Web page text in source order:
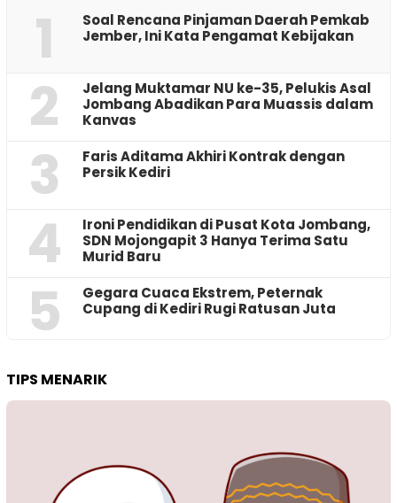
1
‎Soal Rencana Pinjaman Daerah Pemkab
Jember, Ini Kata Pengamat Kebijakan ‎
2
Jelang Muktamar NU ke-35, Pelukis Asal
Jombang Abadikan Para Muassis dalam
Kanvas
3
Faris Aditama Akhiri Kontrak dengan
Persik Kediri
4
Ironi Pendidikan di Pusat Kota Jombang,
SDN Mojongapit 3 Hanya Terima Satu
Murid Baru
5
‎Gegara Cuaca Ekstrem, Peternak
Cupang di Kediri Rugi Ratusan Juta
TIPS MENARIK